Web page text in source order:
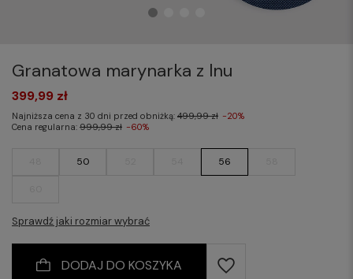
Granatowa marynarka z lnu
50 56
Sprawdź jaki rozmiar wybrać
399,99 zł
Najniższa cena z 30 dni przed obniżką: 499,99 zł -20%
Cena regularna: 999,99 zł -60%
DODAJ DO KOSZYKA